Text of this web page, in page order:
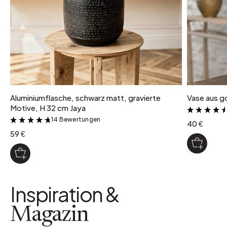
Aluminiumflasche, schwarz matt, gravierte
Motive, H 32 cm Jaya
&
14 Bewertungen
59 €
Vase aus
40 €
Inspiration &
Magazin